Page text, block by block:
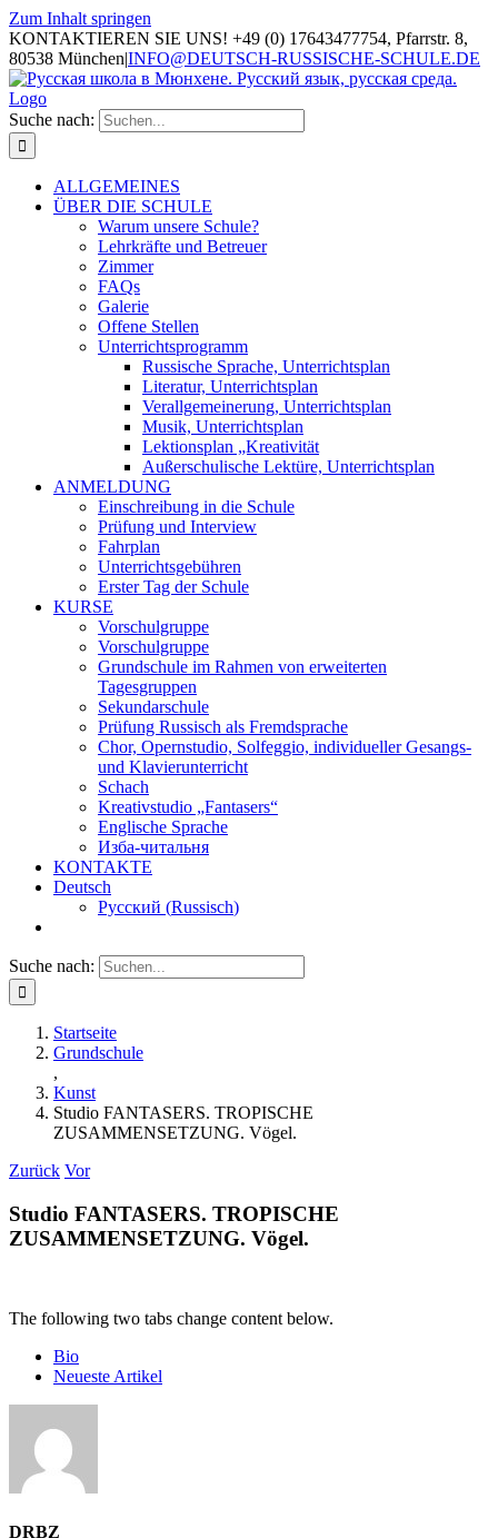
Zum Inhalt springen
KONTAKTIEREN SIE UNS! +49 (0) 17643477754, Pfarrstr. 8,
80538 München|INFO@DEUTSCH-RUSSISCHE-SCHULE.DE
Suche nach:
ALLGEMEINES
ÜBER DIE SCHULE
Warum unsere Schule?
Lehrkräfte und Betreuer
Zimmer
FAQs
Galerie
Offene Stellen
Unterrichtsprogramm
Russische Sprache, Unterrichtsplan
Literatur, Unterrichtsplan
Verallgemeinerung, Unterrichtsplan
Musik, Unterrichtsplan
Lektionsplan „Kreativität
Außerschulische Lektüre, Unterrichtsplan
ANMELDUNG
Einschreibung in die Schule
Prüfung und Interview
Fahrplan
Unterrichtsgebühren
Erster Tag der Schule
KURSE
Vorschulgruppe
Vorschulgruppe
Grundschule im Rahmen von erweiterten
Tagesgruppen
Sekundarschule
Prüfung Russisch als Fremdsprache
Chor, Opernstudio, Solfeggio, individueller Gesangs-
und Klavierunterricht
Schach
Kreativstudio „Fantasers“
Englische Sprache
Изба-читальня
KONTAKTE
Deutsch
Русский (Russisch)
Suche nach:
Startseite
Grundschule
,
Kunst
Studio FANTASERS. TROPISCHE
ZUSAMMENSETZUNG. Vögel.
Zurück Vor
Studio FANTASERS. TROPISCHE
ZUSAMMENSETZUNG. Vögel.
The following two tabs change content below.
Bio
Neueste Artikel
DRBZ